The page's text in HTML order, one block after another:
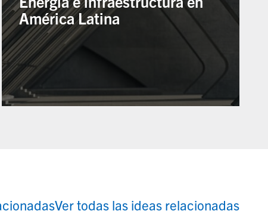
América Latina
Ver todas las ideas relacionadas